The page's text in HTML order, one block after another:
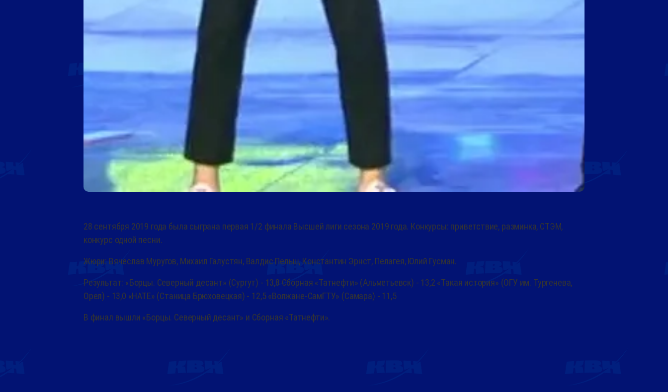
28 сентября 2019 года была сыграна первая 1/2 финала Высшей лиги сезона 2019 года. Конкурсы: приветствие, разминка, СТЭМ,
конкурс одной песни.
Жюри: Вячеслав Муругов, Михаил Галустян, Валдис Пельш, Константин Эрнст, Пелагея, Юлий Гусман.
Результат: «Борцы. Северный десант» (Сургут) - 13,8 Сборная «Татнефти» (Альметьевск) - 13,2 «Такая история» (ОГУ им. Тургенева,
Орел) - 13,0 «НАТЕ» (Станица Брюховецкая) - 12,5 «Волжане-СамГТУ» (Самара) - 11,5
В финал вышли «Борцы. Северный десант» и Сборная «Татнефти».